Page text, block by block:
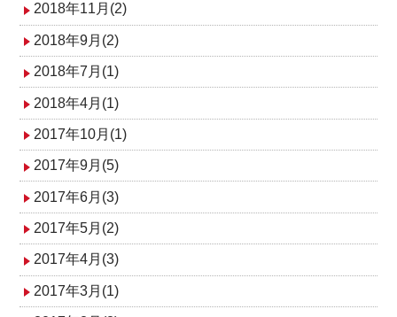
2018年11月(2)
2018年9月(2)
2018年7月(1)
2018年4月(1)
2017年10月(1)
2017年9月(5)
2017年6月(3)
2017年5月(2)
2017年4月(3)
2017年3月(1)